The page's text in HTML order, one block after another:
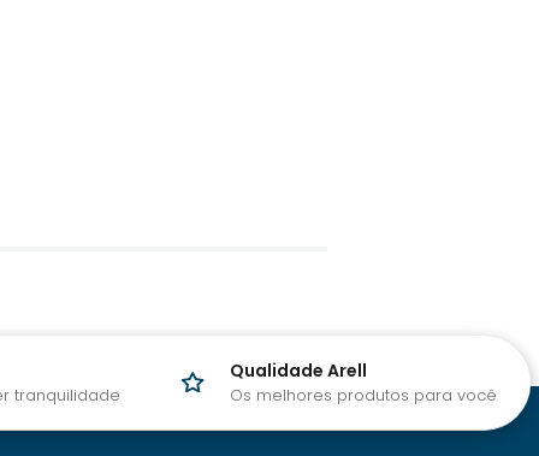
tranquilidade
Qualidade Arell
Os melhores produtos para você